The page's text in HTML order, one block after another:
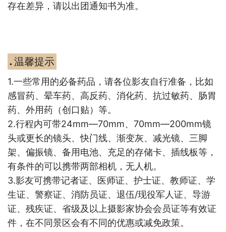
存在差异，请以出团通知书为准。
◆ 温馨提示
1.一些常用的必备药品，请各位影友自行准备，比如
感冒药、晕车药、高反药、消化药、抗过敏药、肠胃
药、外用药（创口贴）等。
2.行程内可带24mm—70mm、70mm—200mm镜
头或更长的镜头、快门线、渐变灰、减光镜、三脚
架、偏振镜、备用电池、充足的存储卡、插线板等，
有条件的可以携带两部相机，无人机。
3.影友可携带记者证、医师证、护士证、教师证、学
生证、警察证、消防员证、退伍/现役军人证、导游
证、残疾证、省级及以上摄影家协会会员证等有效证
件，在不同景区会有不同的优惠或减免政策。